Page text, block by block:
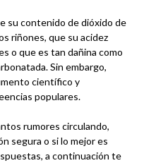
su contenido de dióxido de
riñones, que su acidez
o que es tan dañina como
Sin embargo,
científico y
populares.
rumores circulando,
segura o si lo mejor es
a continuación te